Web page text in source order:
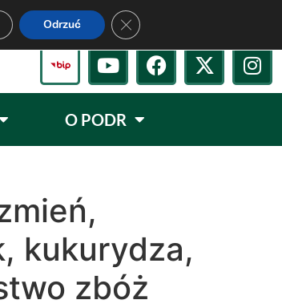
O PODR
kukurydza,
zbóż
Odrzuć Zamknij panel powiadomień o